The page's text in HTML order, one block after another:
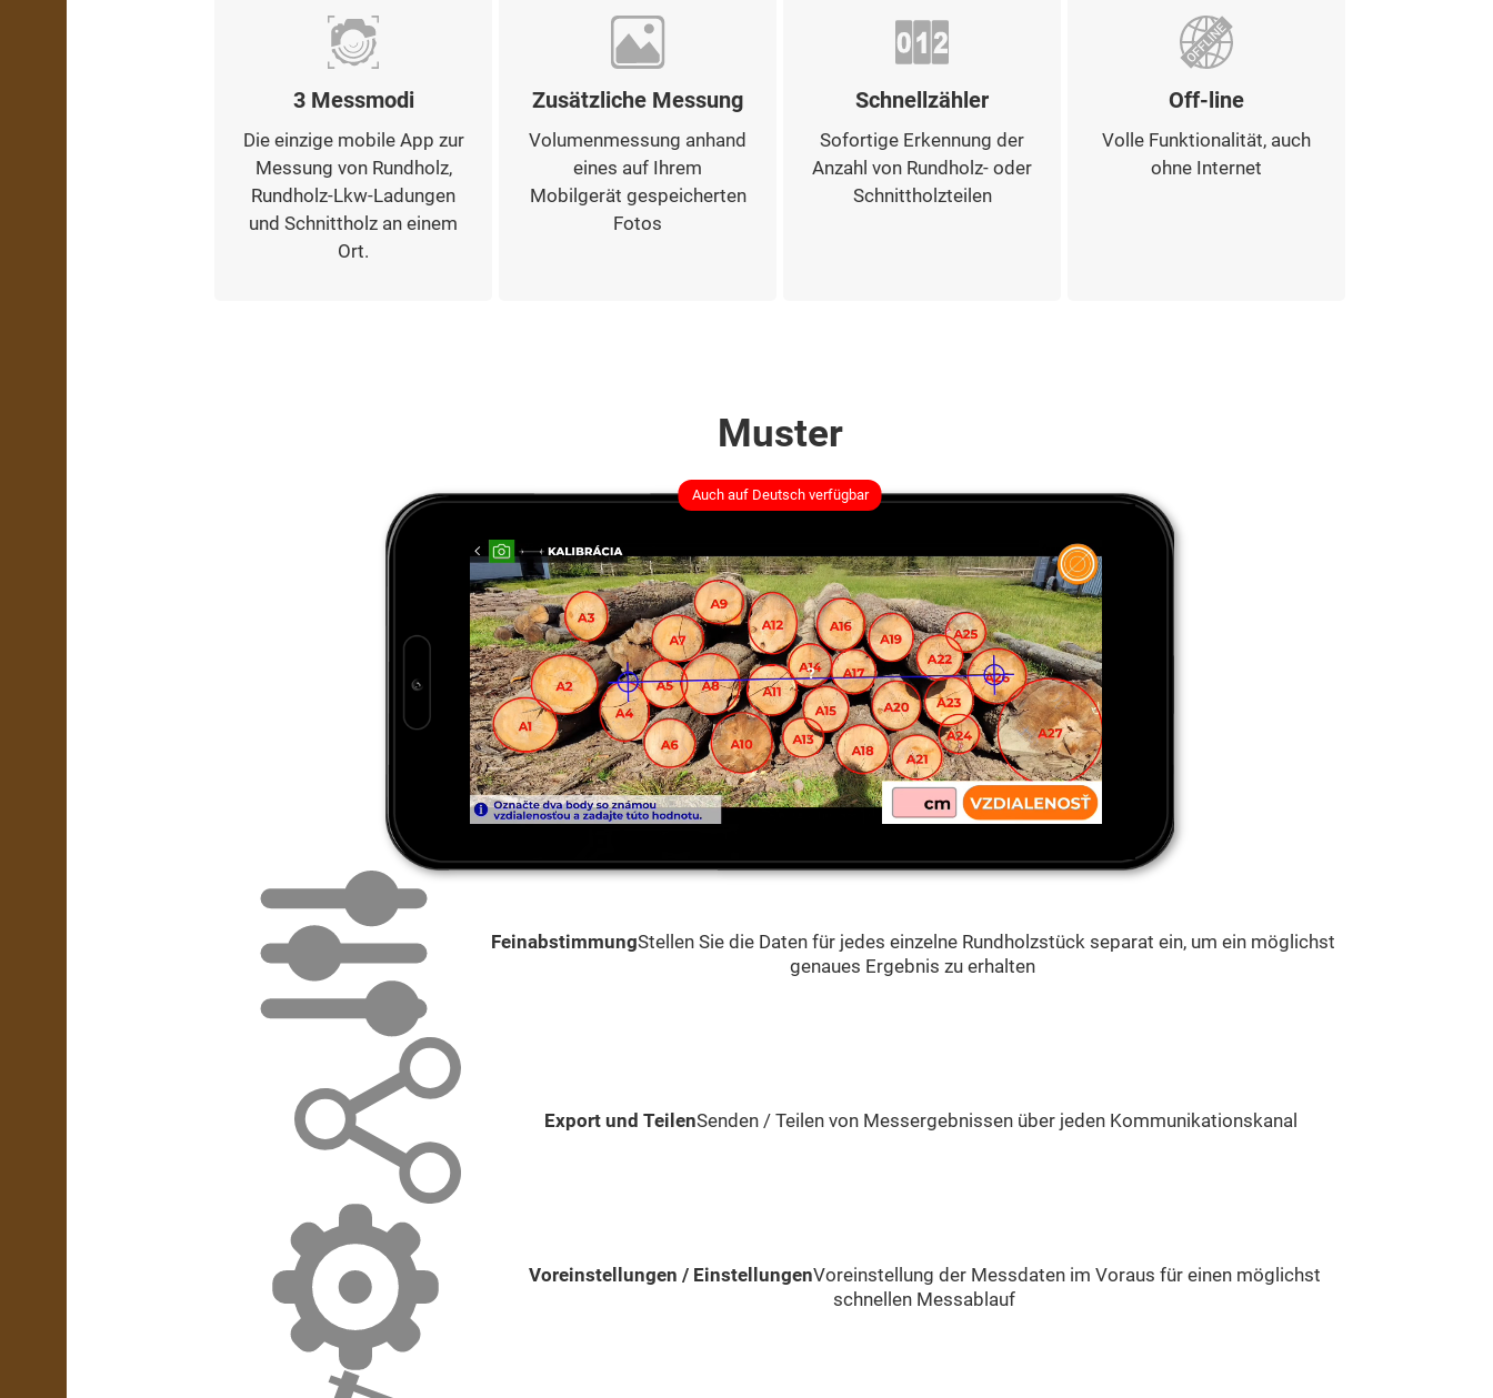
3 Messmodi
Die einzige mobile App zur
Messung von Rundholz,
Rundholz-Lkw-Ladungen
und Schnittholz an einem
Ort.
Zusätzliche Messung
Volumenmessung anhand
eines auf Ihrem
Mobilgerät gespeicherten
Fotos
Schnellzähler
Sofortige Erkennung der
Anzahl von Rundholz- oder
Schnittholzteilen
Off-line
Volle Funktionalität, auch
ohne Internet
Muster
Auch auf Deutsch verfügbar
FeinabstimmungStellen Sie die Daten für jedes einzelne Rundholzstück separat ein, um ein möglichst
genaues Ergebnis zu erhalten
Export und TeilenSenden / Teilen von Messergebnissen über jeden Kommunikationskanal
Voreinstellungen / EinstellungenVoreinstellung der Messdaten im Voraus für einen möglichst
schnellen Messablauf